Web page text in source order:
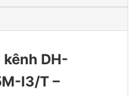
DH-
I3/T –